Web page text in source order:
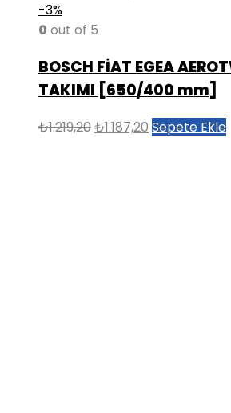
-3%
0 out of 5
BOSCH FİAT EGEA
TAKIMI [650/400 mm]
₺1.219,20Orijinal
₺1.187,20 Şu
Sepete Ekle